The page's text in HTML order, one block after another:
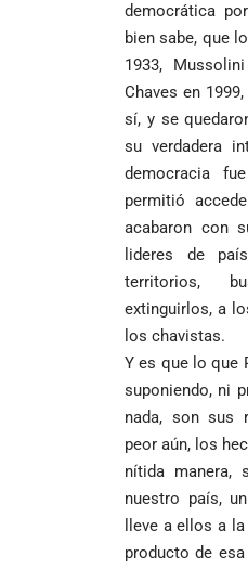
democrática
bien sabe, que
1933,
Chaves en
sí, y se
su verdadera
democracia
permitió
acabaron con
lideres de
territorios,
extinguirlos, a
los chavistas.
Y es que lo que
suponiendo, ni
nada, son sus
peor aún, los
nítida manera,
nuestro país,
lleve a ellos a
producto de
de Yolombo
Uribe
arremete
contra
lo
por la
la salud
Colombia